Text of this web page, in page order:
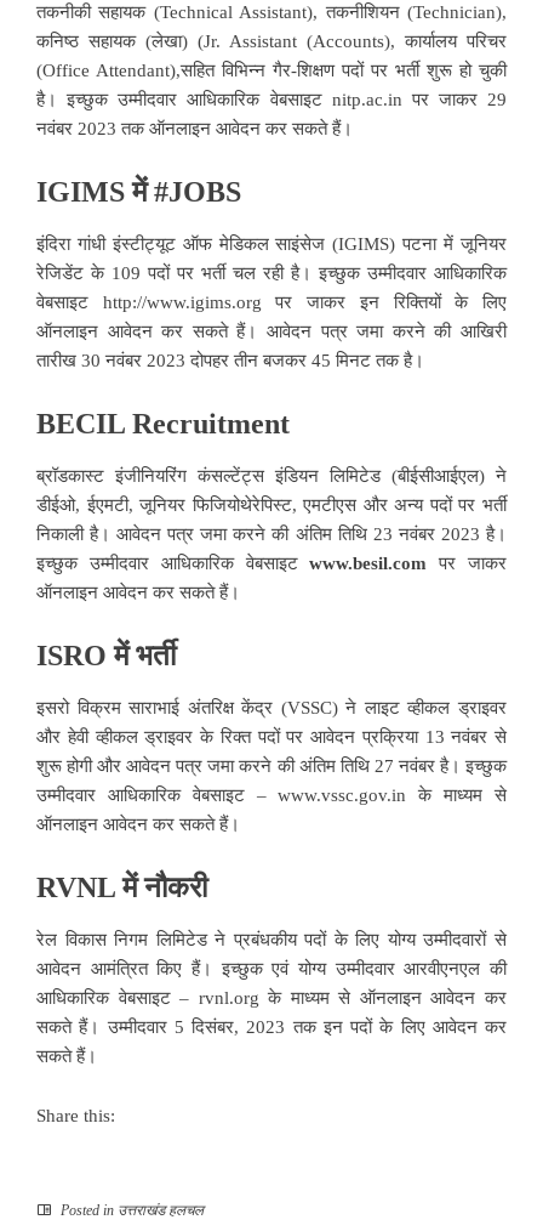
तकनीकी सहायक (Technical Assistant), तकनीशियन (Technician),
कनिष्ठ सहायक (लेखा) (Jr. Assistant (Accounts), कार्यालय परिचर
(Office Attendant),सहित विभिन्न गैर-शिक्षण पदों पर भर्ती शुरू हो चुकी
है। इच्छुक उम्मीदवार आधिकारिक वेबसाइट nitp.ac.in पर जाकर 29
नवंबर 2023 तक ऑनलाइन आवेदन कर सकते हैं।
IGIMS में #JOBS
इंदिरा गांधी इंस्टीट्यूट ऑफ मेडिकल साइंसेज (IGIMS) पटना में जूनियर
रेजिडेंट के 109 पदों पर भर्ती चल रही है। इच्छुक उम्मीदवार आधिकारिक
वेबसाइट http://www.igims.org पर जाकर इन रिक्तियों के लिए
ऑनलाइन आवेदन कर सकते हैं। आवेदन पत्र जमा करने की आखिरी
तारीख 30 नवंबर 2023 दोपहर तीन बजकर 45 मिनट तक है।
BECIL Recruitment
ब्रॉडकास्ट इंजीनियरिंग कंसल्टेंट्स इंडियन लिमिटेड (बीईसीआईएल) ने
डीईओ, ईएमटी, जूनियर फिजियोथेरेपिस्ट, एमटीएस और अन्य पदों पर भर्ती
निकाली है। आवेदन पत्र जमा करने की अंतिम तिथि 23 नवंबर 2023 है।
इच्छुक उम्मीदवार आधिकारिक वेबसाइटwww.besil.com पर जाकर
ऑनलाइन आवेदन कर सकते हैं।
ISRO में भर्ती
इसरो विक्रम साराभाई अंतरिक्ष केंद्र (VSSC) ने लाइट व्हीकल ड्राइवर
और हेवी व्हीकल ड्राइवर के रिक्त पदों पर आवेदन प्रक्रिया 13 नवंबर से
शुरू होगी और आवेदन पत्र जमा करने की अंतिम तिथि 27 नवंबर है। इच्छुक
उम्मीदवार आधिकारिक वेबसाइट – www.vssc.gov.in के माध्यम से
ऑनलाइन आवेदन कर सकते हैं।
RVNL में नौकरी
रेल विकास निगम लिमिटेड ने प्रबंधकीय पदों के लिए योग्य उम्मीदवारों से
आवेदन आमंत्रित किए हैं। इच्छुक एवं योग्य उम्मीदवार आरवीएनएल की
आधिकारिक वेबसाइट – rvnl.org के माध्यम से ऑनलाइन आवेदन कर
सकते हैं। उम्मीदवार 5 दिसंबर, 2023 तक इन पदों के लिए आवेदन कर
सकते हैं।
Share this:
Posted in उत्तराखंड हलचल